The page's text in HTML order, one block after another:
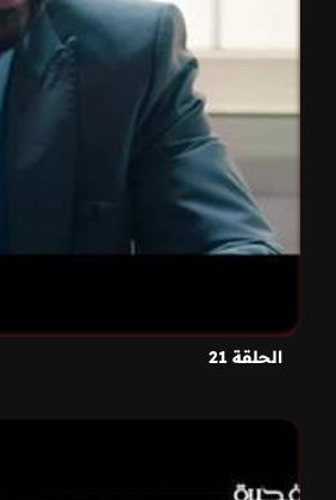
الحلقة 21